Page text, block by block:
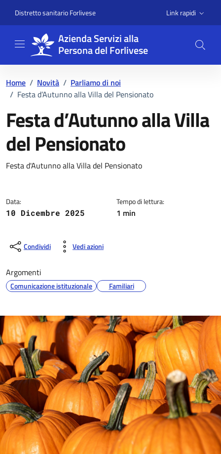
Distretto sanitario Forlivese Link rapidi
Azienda Servizi alla
Persona del Forlivese
Home / Novità / Parliamo di noi
/ Festa d’Autunno alla Villa del Pensionato
Festa d’Autunno alla Villa
del Pensionato
Dettagli della notizia
Festa d'Autunno alla Villa del Pensionato
Data:
10 Dicembre 2025
Tempo di lettura:
1 min
Condividi Vedi azioni
Argomenti
Comunicazione istituzionale Familiari